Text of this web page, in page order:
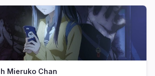
Mieruko Chan